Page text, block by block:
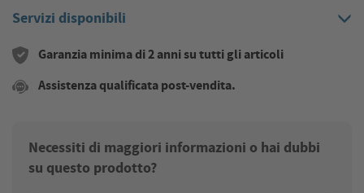
Servizi disponibili
Garanzia minima di 2 anni su tutti gli articoli
Assistenza qualificata post-vendita.
Necessiti di maggiori informazioni o hai dubbi
su questo prodotto?